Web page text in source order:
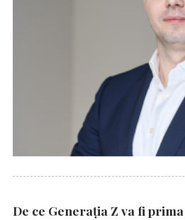
De ce Generația Z va fi